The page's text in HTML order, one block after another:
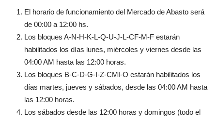
El horario de funcionamiento del Mercado de Abasto será
de 00:00 a 12:00 hs.
Los bloques A-N-H-K-L-Q-U-J-L-CF-M-F estarán
habilitados los días lunes, miércoles y viernes desde las
04:00 AM hasta las 12:00 horas.
Los bloques B-C-D-G-I-Z-CMI-O estarán habilitados los
días martes, jueves y sábados, desde las 04:00 AM hasta
las 12:00 horas.
Los sábados desde las 12:00 horas y domingos (todo el